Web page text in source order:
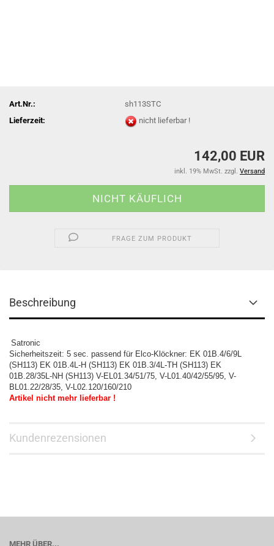
Art.Nr.:
sh113STC
Lieferzeit:
nicht lieferbar !
142,00 EUR
inkl. 19% MwSt. zzgl. Versand
FRAGE ZUM PRODUKT
Beschreibung
Satronic
Sicherheitszeit: 5 sec. passend für Elco-Klöckner: EK 01B.4/6/9L
(SH113) EK 01B.4L-H (SH113) EK 01B.3/4L-TH (SH113) EK
01B.28/35L-NH (SH113) V-EL01.34/51/75, V-L01.40/42/55/95, V-
BL01.22/28/35, V-L02.120/160/210
Artikel nicht mehr lieferbar !
Kundenrezensionen
MEHR ÜBER...